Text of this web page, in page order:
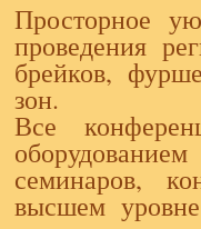
Просторное
проведения
брейков,
зон.
Все
семинаров,
высшем